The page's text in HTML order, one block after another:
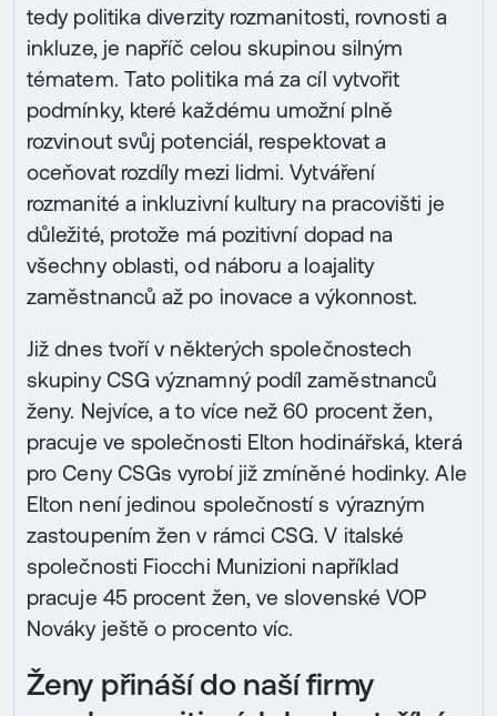
tedy politika diverzity rozmanitosti, rovnosti a
inkluze, je napříč celou skupinou silným
tématem. Tato politika má za cíl vytvořit
podmínky, které každému umožní plně
rozvinout svůj potenciál, respektovat a
oceňovat rozdíly mezi lidmi. Vytváření
rozmanité a inkluzivní kultury na pracovišti je
důležité, protože má pozitivní dopad na
všechny oblasti, od náboru a loajality
zaměstnanců až po inovace a výkonnost.
Již dnes tvoří v některých společnostech
skupiny CSG významný podíl zaměstnanců
ženy. Nejvíce, a to více než 60 procent žen,
pracuje ve společnosti Elton hodinářská, která
pro Ceny CSGs vyrobí již zmíněné hodinky. Ale
Elton není jedinou společností s výrazným
zastoupením žen v rámci CSG. V italské
společnosti Fiocchi Munizioni například
pracuje 45 procent žen, ve slovenské VOP
Nováky ještě o procento víc.
Ženy přináší do naší firmy